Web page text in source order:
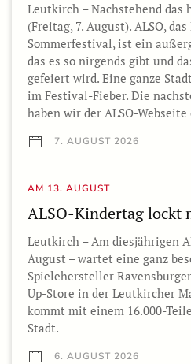
Leutkirch – Nachstehend das
(Freitag, 7. August). ALSO,
Sommerfestival, ist ein
das es so nirgends gibt und
gefeiert wird. Eine ganze
im Festival-Fieber. Die
haben wir der ALSO-
7. AUGUST 2026
AM 13. AUGUST
ALSO-Kindertag lockt
Leutkirch – Am diesjährigen
August – wartet eine ganz
Spielehersteller
Up-Store in der Leutkircher
kommt mit einem 16.000-
Stadt.
6. AUGUST 2026